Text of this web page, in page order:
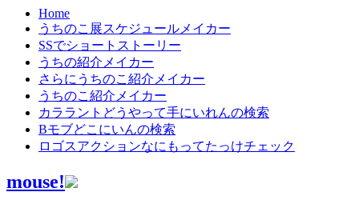
Home
うちのこ展スケジュールメイカー
SSでショートストーリー
うちの紹介メイカー
さらにうちのこ紹介メイカー
うちのこ紹介メイカー
カララントどうやって手にいれんの検索
Bモブどこにいんの検索
ロゴスアクションなにもってたっけチェック
mouse!